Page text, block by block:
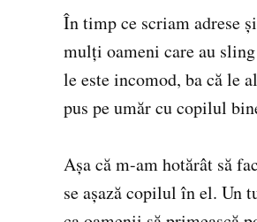
În timp ce scriam adrese
mulți oameni care au
le este incomod, ba că le
pus pe umăr cu copilul
Așa că m-am hotărât să
se așază copilul în el. Un